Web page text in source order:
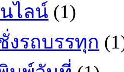
ไลน์ (1)
งรถบรรทุก